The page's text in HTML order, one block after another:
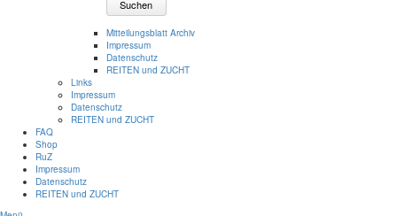
Suchen
Mitteilungsblatt Archiv
Impressum
Datenschutz
REITEN und ZUCHT
Links
Impressum
Datenschutz
REITEN und ZUCHT
FAQ
Shop
RuZ
Impressum
Datenschutz
REITEN und ZUCHT